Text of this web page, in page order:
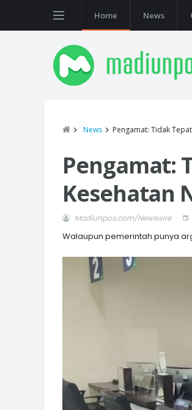
Home News
News Pengamat: Tidak
Pengamat:
Kesehatan
Madiunpos.com/Newswire
Walaupun pemerintah punya